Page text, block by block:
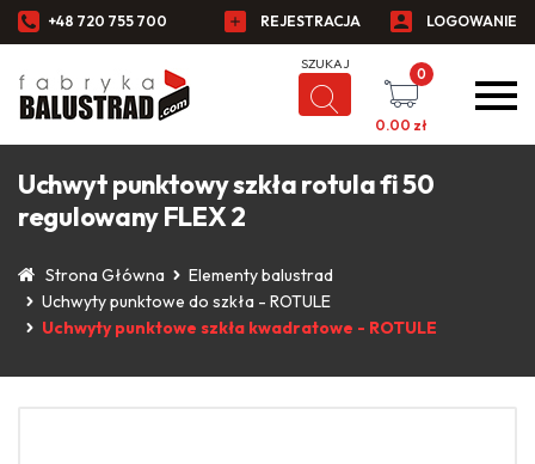
+48 720 755 700 REJESTRACJA LOGOWANIE
0
0.00 zł
Uchwyt punktowy szkła rotula fi 50
regulowany FLEX 2
Strona Główna
Elementy balustrad
Uchwyty punktowe do szkła - ROTULE
Uchwyty punktowe szkła kwadratowe - ROTULE